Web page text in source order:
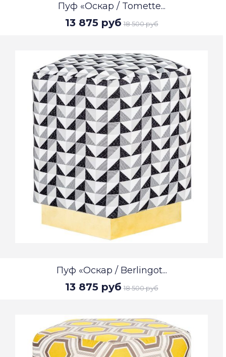
Пуф «Оскар / Tomette...
13 875 руб 18 500 руб
Пуф «Оскар / Berlingot...
13 875 руб 18 500 руб